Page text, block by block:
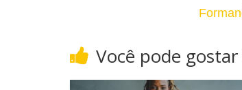
Você pode